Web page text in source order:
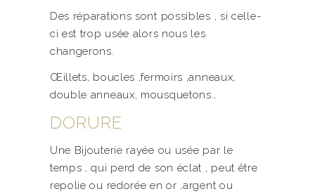
Des réparations sont possibles , si celle-
ci est trop usée alors nous les
changerons.
Œillets, boucles ,fermoirs ,anneaux,
double anneaux, mousquetons…
DORURE
Une Bijouterie rayée ou usée par le
temps , qui perd de son éclat , peut être
repolie ou redorée en or ,argent ou